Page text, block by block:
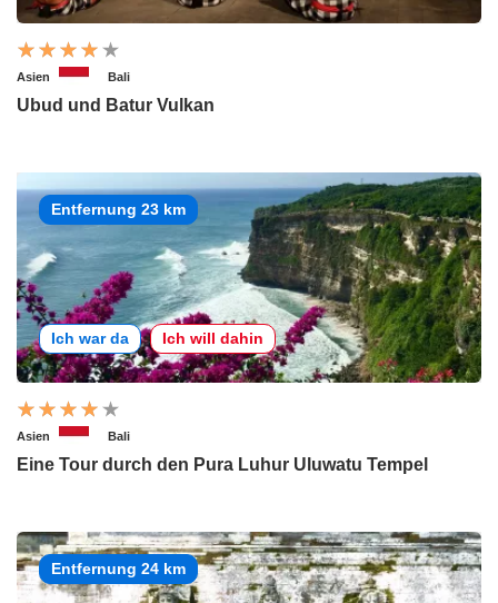
Asien Bali
Ubud und Batur Vulkan
Entfernung 23 km
Ich war da Ich will dahin
Asien Bali
Eine Tour durch den Pura Luhur Uluwatu Tempel
Entfernung 24 km